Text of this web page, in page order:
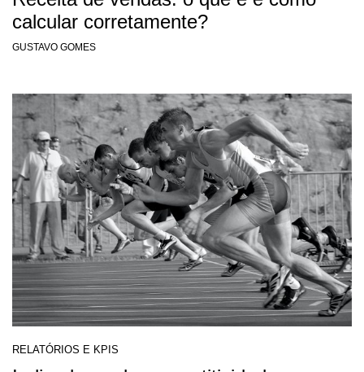
calcular corretamente?
GUSTAVO GOMES
RELATÓRIOS E KPIS